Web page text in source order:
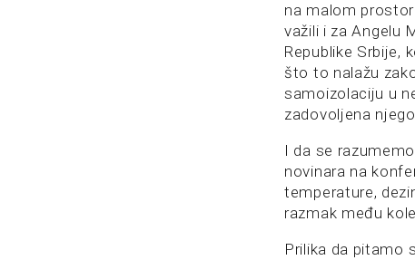
na malom
važili i za Angelu
Republike Srbije,
što to nalažu
samoizolaciju u
zadovoljena
I da se
novinara na
temperature,
razmak među
Prilika da pitamo